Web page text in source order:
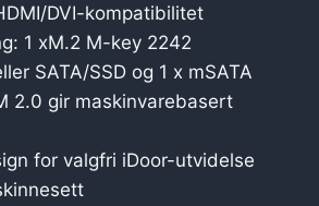
DVI-kompatibilitet
1 xM.2 M-key 2242
SATA/SSD og 1 x mSATA
2.0 gir maskinvarebasert
for valgfri iDoor-utvidelse